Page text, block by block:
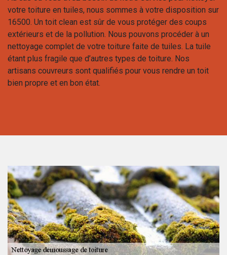
votre toiture en tuiles, nous sommes à votre disposition sur
16500. Un toit clean est sûr de vous protéger des coups
extérieurs et de la pollution. Nous pouvons procéder à un
nettoyage complet de votre toiture faite de tuiles. La tuile
étant plus fragile que d’autres types de toiture. Nos
artisans couvreurs sont qualifiés pour vous rendre un toit
bien propre et en bon état.